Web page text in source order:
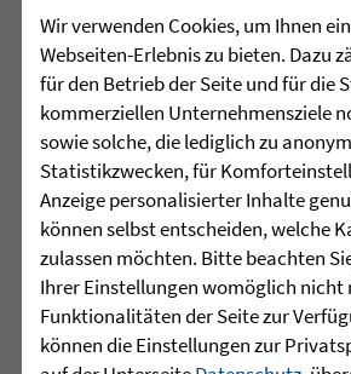
Acht junge Menschen feierten
ihren erfolgreichen Abschluss
Klasse in der
Martinshaus ...
mehr lesen
29.07.2026 |• HÖR-
Projektwoche „Aus
neu“ und 25 Jahre
Wir verwenden Cookies, um Ihnen
Webseiten-Erlebnis zu bieten. Dazu
für den Betrieb der Seite und für die
kommerziellen Unternehmensziele
sowie solche, die lediglich zu
Statistikzwecken, für
Anzeige personalisierter Inhalte
können selbst entscheiden, welche
zulassen möchten. Bitte beachten
Ihrer Einstellungen womöglich nicht
Funktionalitäten der Seite zur
können die Einstellungen zur